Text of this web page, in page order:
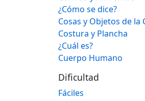
¿Cómo se dice?
Cosas y Objetos de la
Costura y Plancha
¿Cuál es?
Cuerpo Humano
Dificultad
Fáciles